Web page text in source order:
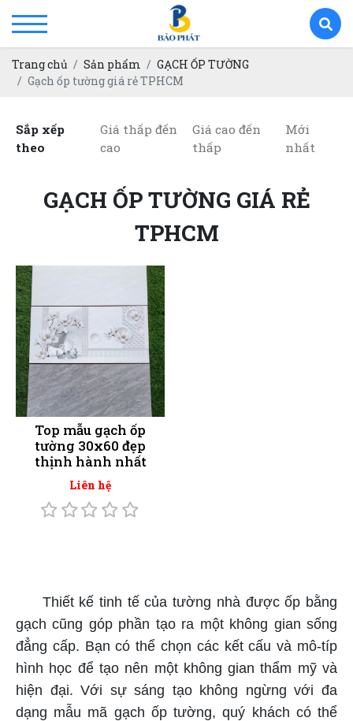
Trang chủ Sản phẩm
GẠCH ỐP TƯỜNG
Gạch ốp tường giá rẻ TPHCM
Sắp xếp
theo
Giá thấp đến
cao
Giá cao đến
thấp
Mới
nhất
GẠCH ỐP TƯỜNG GIÁ RẺ
TPHCM
Top mẫu gạch ốp
tường 30x60 đẹp
thịnh hành nhất
Liên hệ
Thiết kế tinh tế của tường nhà được ốp bằng
gạch cũng góp phần tạo ra một không gian sống
đẳng cấp. Bạn có thể chọn các kết cấu và mô-típ
hình học để tạo nên một không gian thẩm mỹ và
hiện đại. Với sự sáng tạo không ngừng với đa
dạng mẫu mã gạch ốp tường, quý khách có thể